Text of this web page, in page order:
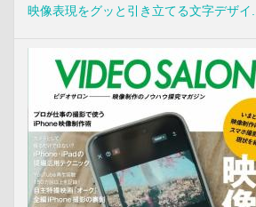
映像表現をグッと引き立てる文字デザイ...